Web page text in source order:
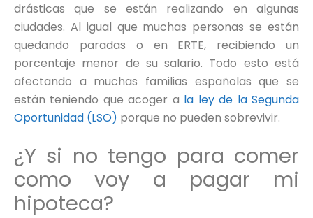
drásticas que se están realizando en algunas
ciudades. Al igual que muchas personas se están
quedando paradas o en ERTE, recibiendo un
porcentaje menor de su salario. Todo esto está
afectando a muchas familias españolas que se
están teniendo que acoger a la ley de la Segunda
Oportunidad (LSO) porque no pueden sobrevivir.
¿Y si no tengo para comer
como voy a pagar mi
hipoteca?